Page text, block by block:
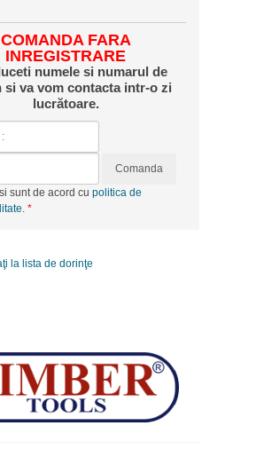
COMANDA FARA
INREGISTRARE
numele si numarul de
si va vom contacta intr-o zi
lucrătoare.
Comanda
sunt de acord cu politica de
.
la lista de dorinţe